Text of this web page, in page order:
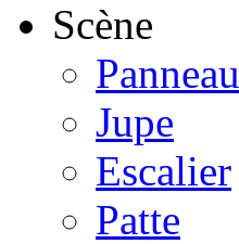
Scène
Panneau
Jupe
Escalier
Patte